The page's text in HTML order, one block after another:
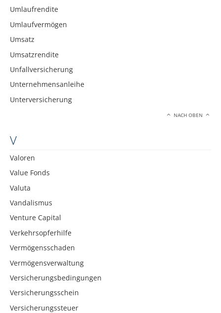
Umlaufrendite
Umlaufvermögen
Umsatz
Umsatzrendite
Unfallversicherung
Unternehmensanleihe
Unterversicherung
NACH OBEN
V
Valoren
Value Fonds
Valuta
Vandalismus
Venture Capital
Verkehrsopferhilfe
Vermögensschaden
Vermögensverwaltung
Versicherungsbedingungen
Versicherungsschein
Versicherungssteuer